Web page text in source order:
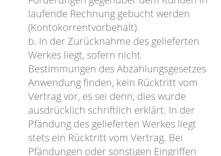
laufende Rechnung gebucht werden
(Kontokorrentvorbehalt).
b. In der Zurücknahme des gelieferten
Werkes liegt, sofern nicht
Bestimmungen des Abzahlungsgesetzes
Anwendung finden, kein Rücktritt vom
Vertrag vor, es sei denn, dies wurde
ausdrücklich schriftlich erklärt. In der
Pfändung des gelieferten Werkes liegt
stets ein Rücktritt vom Vertrag. Bei
Pfändungen oder sonstigen Eingriffen